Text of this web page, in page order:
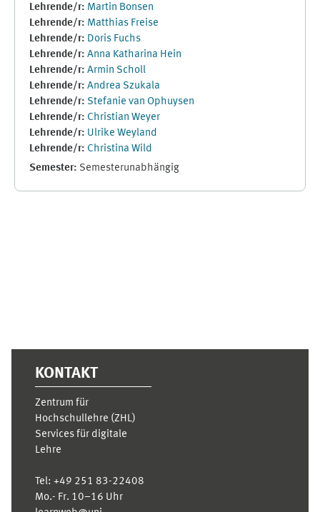
Lehrende/r: Martin Bonsen
Lehrende/r: Matthias Freise
Lehrende/r: Doris Fuchs
Lehrende/r: Anna Katharina Hein
Lehrende/r: Armin Scholl
Lehrende/r: Andrea Szukala
Lehrende/r: Stefanie van Ophuysen
Lehrende/r: Christian Weyer
Lehrende/r: Ulrike Weyland
Lehrende/r: Christina Wild
Semester: Semesterunabhängig
KONTAKT
Zentrum für
Hochschullehre (ZHL)
Services für digitale
Lehre
Tel: +49 251 83-22408
Mo.- Fr. 10–16 Uhr